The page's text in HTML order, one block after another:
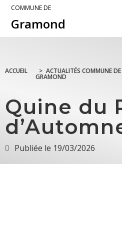
COMMUNE DE
Gramond
ACCUEIL > ACTUALITÉS COMMUNE DE
GRAMOND
Quine du
Publiée le 19/03/2026